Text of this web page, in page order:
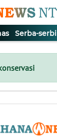
Serba-serbi